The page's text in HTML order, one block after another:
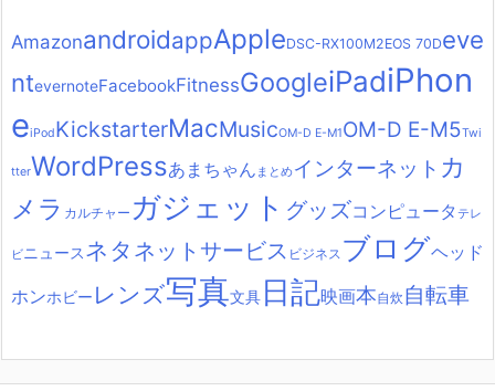
AmazonandroidappAppleDSC-RX100M2EOS 70Deve
ntevernoteFacebookFitnessGoogleiPadiPhon
eiPodKickstarterMacMusicOM-D E-M1OM-D E-M5Twi
tterWordPressあまちゃん まとめインターネット カ
メラ カルチャー ガジェット グッズコンピュータ テレ
ビニュースネタ ネットサービス ビジネス ブログヘッド
ホンホビー レンズ写真文具 日記映画本自炊 自転車